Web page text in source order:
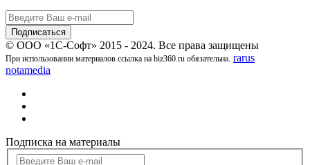
© ООО «1С-Софт» 2015 - 2024. Все права защищены
При использовании материалов ссылка на biz360.ru обязательна. rarus
notamedia
Подписка на материалы